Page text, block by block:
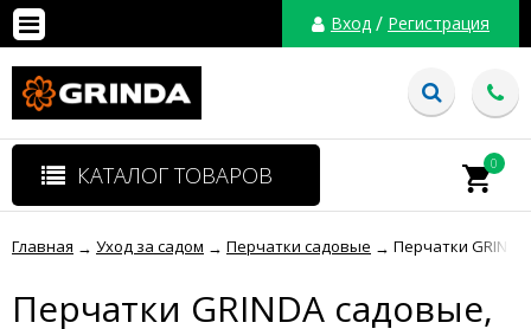
Вход / Регистрация
КАТАЛОГ ТОВАРОВ 0
Главная → Уход за садом → Перчатки садовые → Перчатки
Перчатки GRINDA садовые,